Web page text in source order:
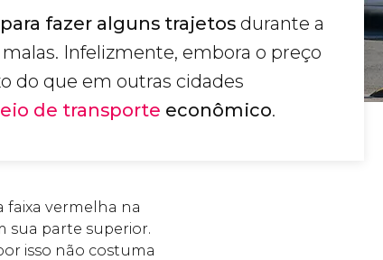
fazer alguns trajetos durante a
Infelizmente, embora o preço
do que em outras cidades
de transporte econômico.
faixa vermelha na
sua parte superior.
isso não costuma